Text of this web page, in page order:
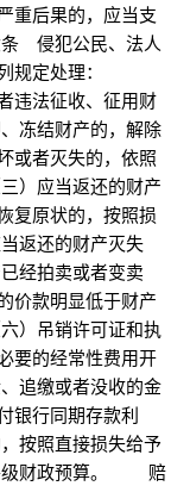
重后果的，应当支
侵犯公民、法人
列规定处理：
违法征收、征用财
冻结财产的，解除
或者灭失的，依照
应当返还的财产
复原状的，按照损
返还的财产灭失
经拍卖或者变卖
价款明显低于财产
吊销许可证和执
要的经常性费用开
追缴或者没收的金
银行同期存款利
照直接损失给予
级财政预算。 赔